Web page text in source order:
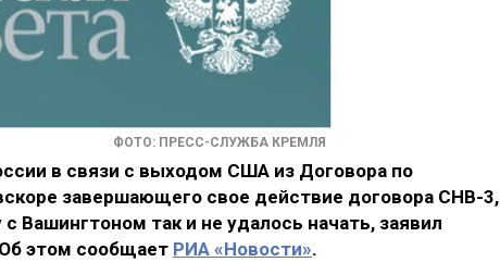
ФОТО: ПРЕСС-СЛУЖБА КРЕМЛЯ
в связи с выходом США из Договора по
завершающего свое действие договора СНВ-3,
Вашингтоном так и не удалось начать, заявил
этом сообщает РИА «Новости».